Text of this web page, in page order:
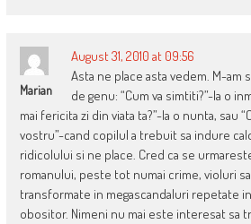
Marian
August 31, 2010 at 09:56
Asta ne place asta vedem. M-am
de genu: “Cum va simtiti?”-la o
mai fericita zi din viata ta?”-la o nunta, sau
vostru”-cand copilul a trebuit sa indure
ridicolului si ne place. Cred ca se
romanului, peste tot numai crime, violuri
transformate in megascandaluri repetate
obositor. Nimeni nu mai este interesat sa